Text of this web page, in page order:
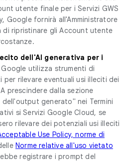
utente finale per i Servizi GWS
Google fornirà all'Amministratore
di ripristinare gli Account utente
dell'AI generativa per i
Google utilizza strumenti di
rilevare eventuali usi illeciti dei
prescindere dalla sezione
generato" nei Termini
si Servizi Google Cloud, se
rilevare dei potenziali usi illeciti
Use Policy, norme di
Norme relative all'uso vietato
registrare i prompt del